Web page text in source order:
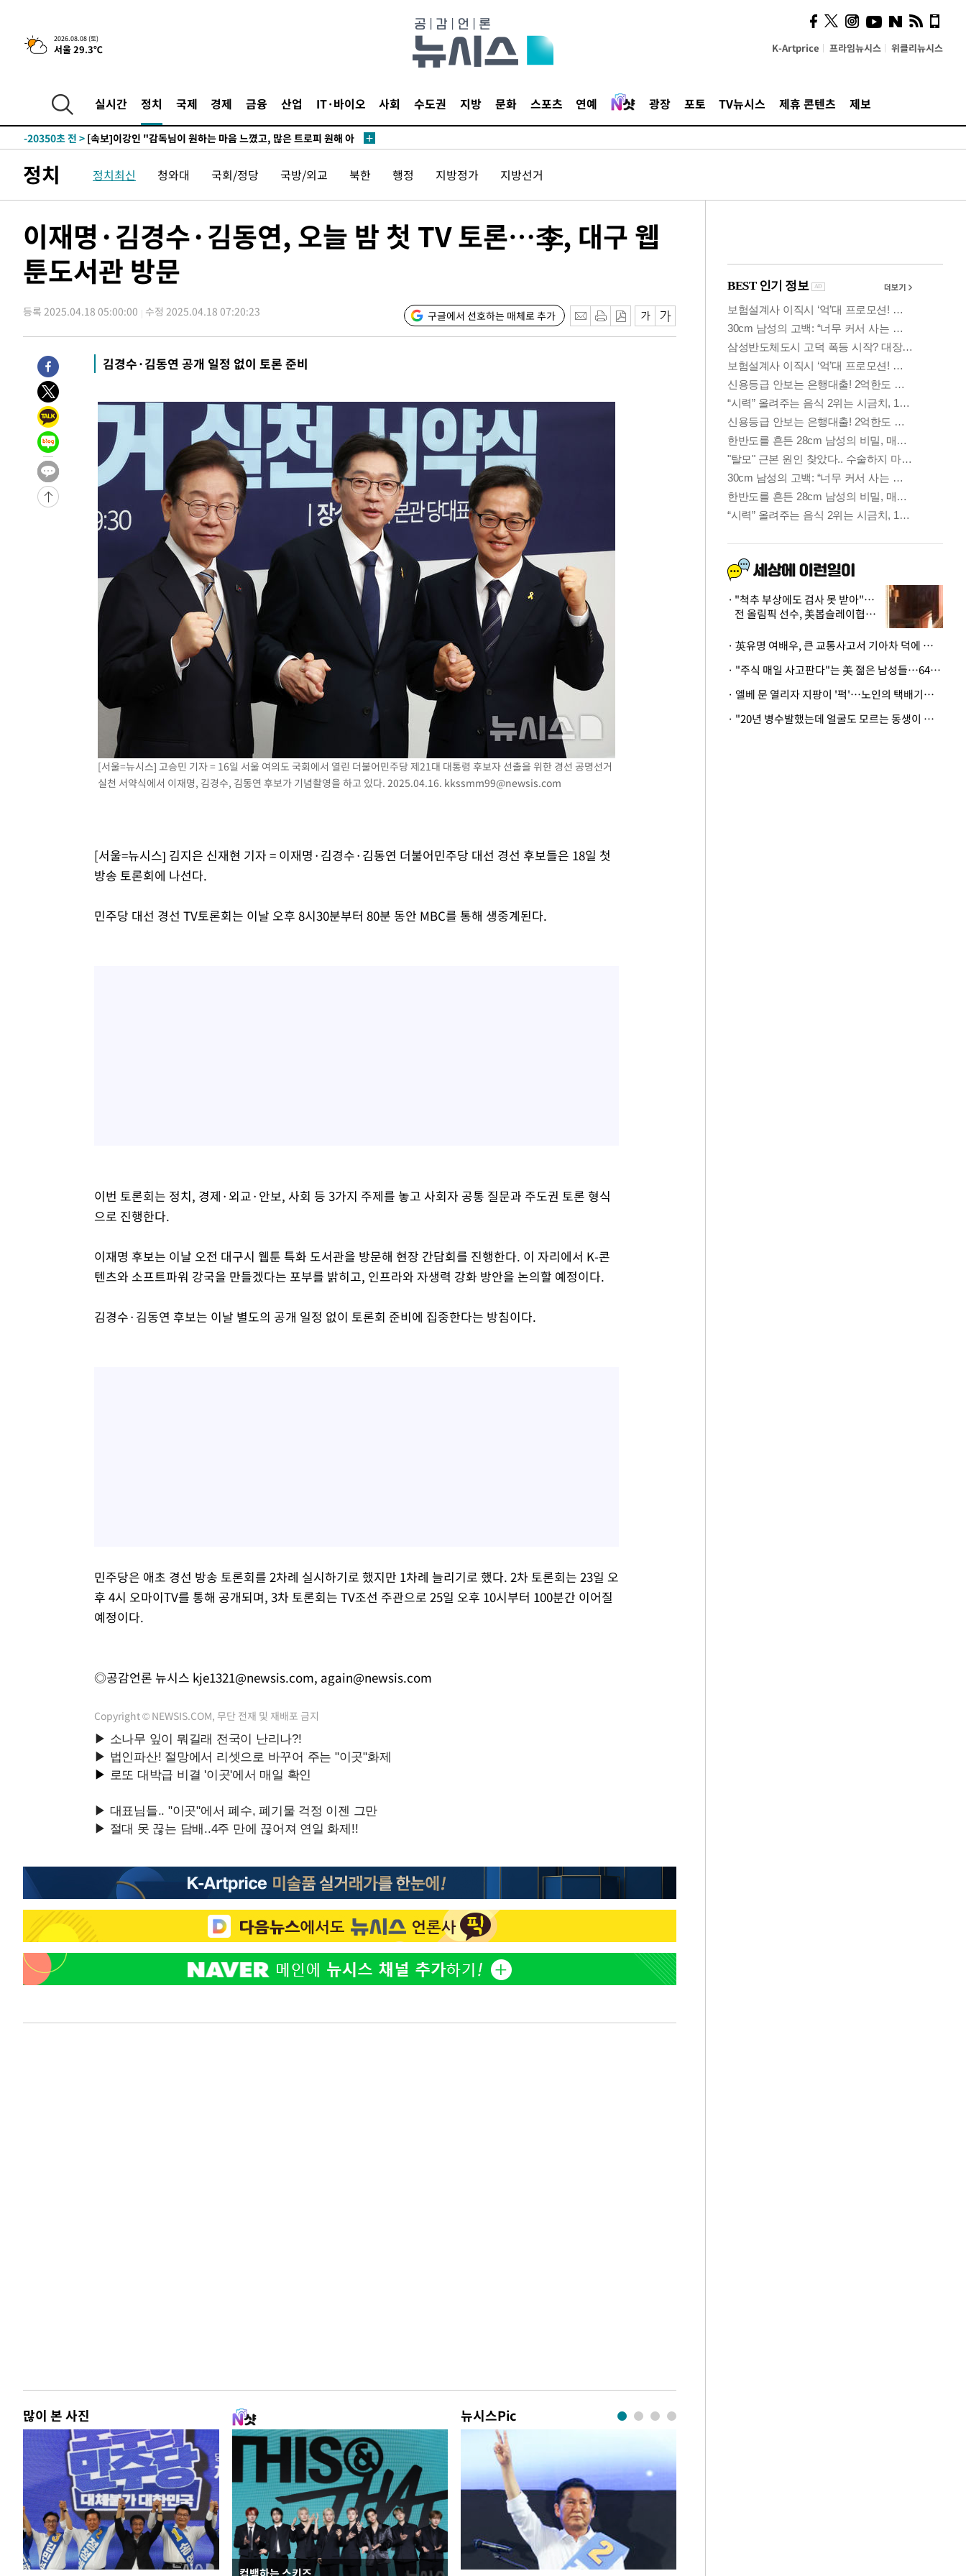
2026.08.08 (토)
서울 29.3℃ K-Artprice 프라임뉴시스 위클리뉴시스
실시간 정치 국제 경제 금융 산업 IT·바이오 사회 수도권 지방 문화 스포츠 연예 광장 포토 TV뉴시스 제휴 콘텐츠 제보
한민수·김용 순
-28555초 전 >[속보]김민석, 與 전대 당원투표 누적 득표율 45.42%로 1위… 정
청래 44.56%
-27837초 전 >[속보]與 대표 경선 제주·인천 당원투표…金 47.75%·鄭
-27306초 전 >
[속보]與 당대표 경선, 제주·인천 권리당원 투표 김민석 승리
-21080초 전 >
-20350초 전 > [속보]이강인 "감독님이 원하는 마음 느꼈고, 많은 트로피 원해 아
-19101초 전 >
온열질환 사망자 3명 늘어…누적 환자 3000명 돌파
-13046초 전 >강릉에 시간당 81.4㎜ 물폭탄…도로 잠기고 담벼락 붕괴
-6863초 전 >선재도서 해루질 나섰다 실종 60대, 닷새 만에 숨진 채 발견
-4397초 전 > 남자 농구, 나고야 아시안게임서 '홈팀' 일본과 한일전
-3773초 전 >여수 오동도 해상서 모터보트 전복…1명 사망·1명 실종
씨]
49분 전 >축구협회 "압수수색·성접대 논란 사과…쇄신의 기회로 삼겠다"
1시간 전 >[속보]'압수수색·성접대 논란' 축구협회 "실망과 걱정 안겨드려 죄송"
4시간 전 >
'최고 37도' 폭염 지속…강원동해안 최대 150㎜ 비
6시간 전 >
-28622초 전 >
[속보]與최고위원 제주·인천 순회경선…박선원·최민희·서미화·
한민수·김용 순
-28575초 전 >
[속보]김민석, 與 전대 당원투표 누적 득표율 45.42%로 1위… 정
청래 44.56%
-27857초 전 >
[속보]與 대표 경선 제주·인천 당원투표…金 47.75%·鄭
42.08%·宋 10.17%
-27391초 전 >
이강인 "아틀레티코 이적 기뻐…등번호 7번 의미보단 팀 위해 뛸
것"
-27326초 전 >
[속보]與 당대표 경선, 제주·인천 권리당원 투표 김민석 승리
-21100초 전 >
낮 최고 35도 '무더위'…동해안 시간당 30㎜ '강한 비'[내일날씨]
[속보]이강인 "감독님이 원하는 마음 느꼈고, 많은 트로피 원해 아
수도권 40도 육박 '펄펄'…동해안 일부 지역엔 호의주의보
온열질환 사망자 3명 늘어…누적 환자 3000명 돌파
강릉에 시간당 81.4㎜ 물폭탄…도로 잠기고 담벼락 붕괴
백운산서 80년근 천종산삼 9뿌리 발견…감정가 1.3억원
선재도서 해루질 나섰다 실종 60대, 닷새 만에 숨진 채 발견
남자 농구, 나고야 아시안게임서 '홈팀' 일본과 한일전
여수 오동도 해상서 모터보트 전복…1명 사망·1명 실종
극한폭염 한풀 꺾이지만…'낮 최고 35도' 무더위, 열대야 계속[다음주
축구협회 "압수수색·성접대 논란 사과…쇄신의 기회로 삼겠다"
[속보]'압수수색·성접대 논란' 축구협회 "실망과 걱정 안겨드려 죄송"
'최고 37도' 폭염 지속…강원동해안 최대 150㎜ 비
[속보]뉴욕증시 상승 마감…S&P 0.6% 나스닥 1.3%↑
정치 정치최신 청와대 국회/정당 국방/외교 북한 행정 지방정가 지방선거
이재명·김경수·김동연, 오늘 밤 첫 TV 토론…李, 대구 웹
툰도서관 방문
등록 2025.04.18 05:00:00 수정 2025.04.18 07:20:23 구글에서 선호하는 매체로 추가
김경수·김동연 공개 일정 없이 토론 준비
[서울=뉴시스] 고승민 기자 = 16일 서울 여의도 국회에서 열린 더불어민주당 제21대 대통령 후보자 선출을 위한 경선 공명선거
실천 서약식에서 이재명, 김경수, 김동연 후보가 기념촬영을 하고 있다. 2025.04.16. kkssmm99@newsis.com
[서울=뉴시스] 김지은 신재현 기자 = 이재명·김경수·김동연 더불어민주당 대선 경선 후보들은 18일 첫
방송 토론회에 나선다.
민주당 대선 경선 TV토론회는 이날 오후 8시30분부터 80분 동안 MBC를 통해 생중계된다.
이번 토론회는 정치, 경제·외교·안보, 사회 등 3가지 주제를 놓고 사회자 공통 질문과 주도권 토론 형식
으로 진행한다.
이재명 후보는 이날 오전 대구시 웹툰 특화 도서관을 방문해 현장 간담회를 진행한다. 이 자리에서 K-콘
텐츠와 소프트파워 강국을 만들겠다는 포부를 밝히고, 인프라와 자생력 강화 방안을 논의할 예정이다.
김경수·김동연 후보는 이날 별도의 공개 일정 없이 토론회 준비에 집중한다는 방침이다.
민주당은 애초 경선 방송 토론회를 2차례 실시하기로 했지만 1차례 늘리기로 했다. 2차 토론회는 23일 오
후 4시 오마이TV를 통해 공개되며, 3차 토론회는 TV조선 주관으로 25일 오후 10시부터 100분간 이어질
예정이다.
◎공감언론 뉴시스 kje1321@newsis.com, again@newsis.com
Copyright © NEWSIS.COM, 무단 전재 및 재배포 금지
많이 본 사진 뉴시스Pic
사이 해답 찾았죠"…알을
깨고 나온 '초자아'
"척추 부상에도 검사 못 받아"…
전 올림픽 선수, 美봅슬레이협회
· 英유명 여배우, 큰 교통사고서 기아차 덕에 살았다
· "주식 매일 사고판다"는 美 젊은 남성들…64%가 "나는 인생의 패배자“
· 엘베 문 열리자 지팡이 '퍽'…노인의 택배기사 폭행 이유
· "20년 병수발했는데 얼굴도 모르는 동생이 유산 절반을"…배다른 형제 상속권 있을까